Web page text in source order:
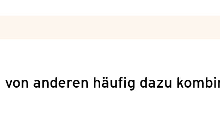
von anderen häufig dazu